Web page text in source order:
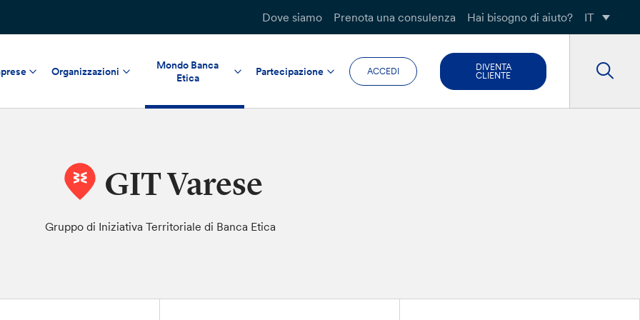
Dove siamo Prenota una consulenza Hai bisogno di aiuto? IT
Organizzazioni
Mondo Banca
Etica
Partecipazione ACCEDI
DIVENTA
CLIENTE
GIT Varese
Gruppo di Iniziativa Territoriale di Banca Etica